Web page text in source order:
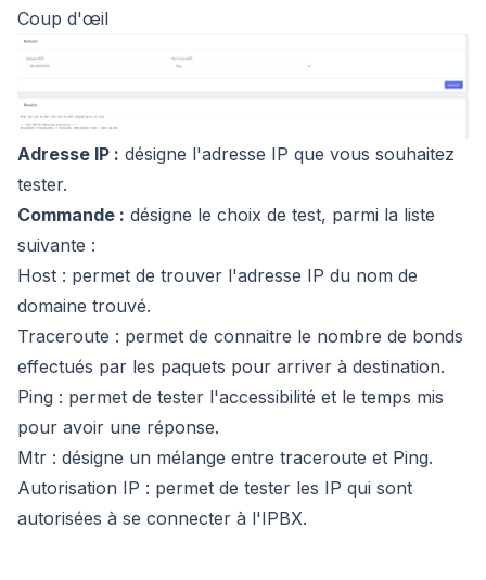
Coup d'œil
Adresse IP : désigne l'adresse IP que vous souhaitez
tester.
Commande : désigne le choix de test, parmi la liste
suivante :
Host : permet de trouver l'adresse IP du nom de
domaine trouvé.
Traceroute : permet de connaitre le nombre de bonds
effectués par les paquets pour arriver à destination.
Ping : permet de tester l'accessibilité et le temps mis
pour avoir une réponse.
Mtr : désigne un mélange entre traceroute et Ping.
Autorisation IP : permet de tester les IP qui sont
autorisées à se connecter à l'IPBX.